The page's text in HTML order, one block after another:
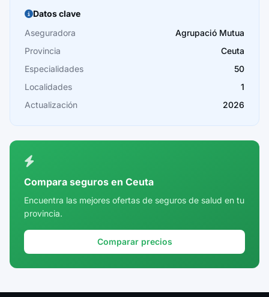
Burgos
Cáceres
Cádiz
Cantabria
Castellón
Córdoba
Cuenca
Girona
Datos clave
Aseguradora
Agrupació Mutua
Provincia
Ceuta
Especialidades
50
Localidades
1
Actualización
2026
Compara seguros en Ceuta
Encuentra las mejores ofertas de seguros de salud en tu
provincia.
Comparar precios